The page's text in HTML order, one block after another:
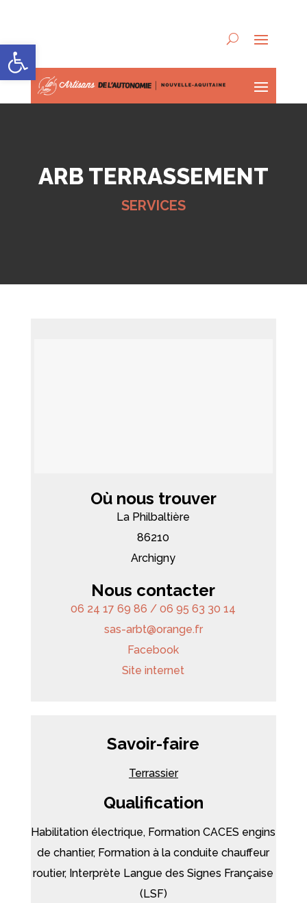
ARB TERRASSEMENT
SERVICES
Où nous trouver
La Philbaltière
86210
Archigny
Nous contacter
06 24 17 69 86 / 06 95 63 30 14
sas-arbt@orange.fr
Facebook
Site internet
Savoir-faire
Terrassier
Qualification
Habilitation électrique, Formation CACES engins
de chantier, Formation à la conduite chauffeur
routier, Interprète Langue des Signes Française
(LSF)
Ouvrir la barre d’outils